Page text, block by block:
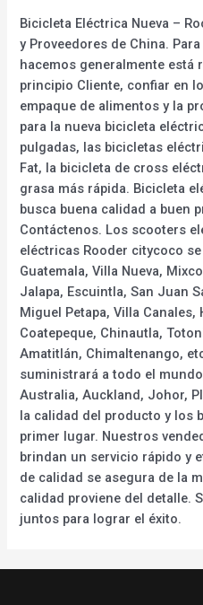
Bicicleta Eléctrica Nueva –
y Proveedores de China.
hacemos generalmente está
principio Cliente, confiar en
empaque de alimentos y la
para la nueva bicicleta
pulgadas, las bicicletas
Fat, la bicicleta de cross
grasa más rápida. Bicicleta
busca buena calidad a buen
Contáctenos. Los scooters
eléctricas Rooder citycoco
Guatemala, Villa Nueva,
Jalapa, Escuintla, San Juan
Miguel Petapa, Villa
Coatepeque, Chinautla,
Amatitlán, Chimaltenango,
suministrará a todo el
Australia, Auckland, Johor,
la calidad del producto y los
primer lugar. Nuestros
brindan un servicio rápido y
de calidad se asegura de la
calidad proviene del detalle.
juntos para lograr el éxito.